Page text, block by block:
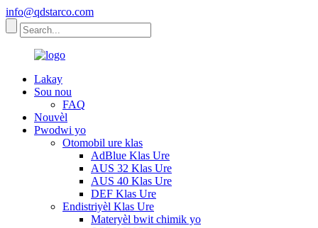
info@qdstarco.com
Lakay
Sou nou
FAQ
Nouvèl
Pwodwi yo
Otomobil ure klas
AdBlue Klas Ure
AUS 32 Klas Ure
AUS 40 Klas Ure
DEF Klas Ure
Endistriyèl Klas Ure
Materyèl bwit chimik yo